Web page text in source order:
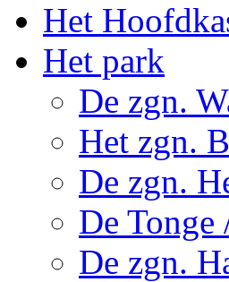
Het
Het park
De zgn.
Het zgn.
De zgn.
De
De zgn.